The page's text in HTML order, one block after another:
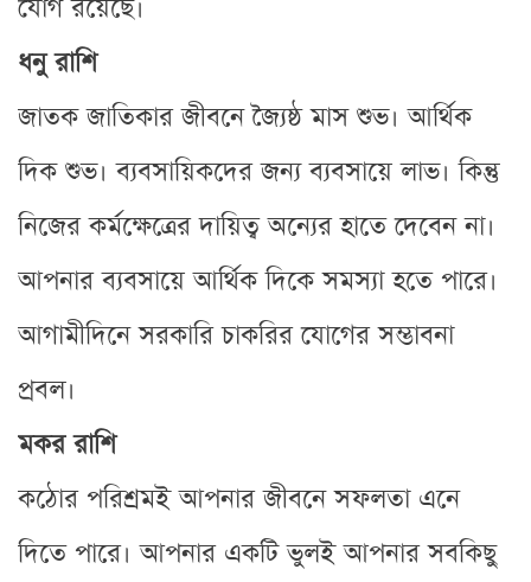
যোগ রয়েছে।
ধনু রাশি
জাতক জাতিকার জীবনে জ্যৈষ্ঠ মাস শুভ। আর্থিক
দিক শুভ। ব্যবসায়িকদের জন্য ব্যবসায়ে লাভ। কিন্তু
নিজের কর্মক্ষেত্রের দায়িত্ব অন্যের হাতে দেবেন না।
আপনার ব্যবসায়ে আর্থিক দিকে সমস্যা হতে পারে।
আগামীদিনে সরকারি চাকরির যোগের সম্ভাবনা
প্রবল।
মকর রাশি
কঠোর পরিশ্রমই আপনার জীবনে সফলতা এনে
দিতে পারে। আপনার একটি ভুলই আপনার সবকিছু